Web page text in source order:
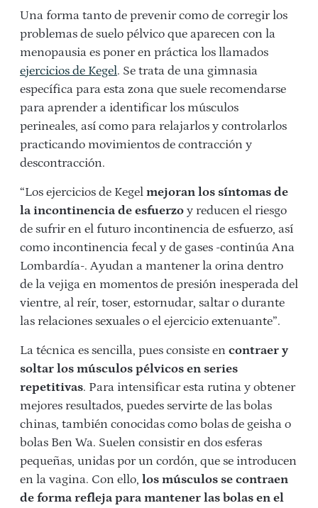
Una forma tanto de prevenir como de corregir los
problemas de suelo pélvico que aparecen con la
menopausia es poner en práctica los llamados
ejercicios de Kegel. Se trata de una gimnasia
específica para esta zona que suele recomendarse
para aprender a identificar los músculos
perineales, así como para relajarlos y controlarlos
practicando movimientos de contracción y
descontracción.
“Los ejercicios de Kegel mejoran los síntomas de
la incontinencia de esfuerzo y reducen el riesgo
de sufrir en el futuro incontinencia de esfuerzo, así
como incontinencia fecal y de gases -continúa Ana
Lombardía-. Ayudan a mantener la orina dentro
de la vejiga en momentos de presión inesperada del
vientre, al reír, toser, estornudar, saltar o durante
las relaciones sexuales o el ejercicio extenuante”.
La técnica es sencilla, pues consiste en contraer y
soltar los músculos pélvicos en series
repetitivas. Para intensificar esta rutina y obtener
mejores resultados, puedes servirte de las bolas
chinas, también conocidas como bolas de geisha o
bolas Ben Wa. Suelen consistir en dos esferas
pequeñas, unidas por un cordón, que se introducen
en la vagina. Con ello, los músculos se contraen
de forma refleja para mantener las bolas en el